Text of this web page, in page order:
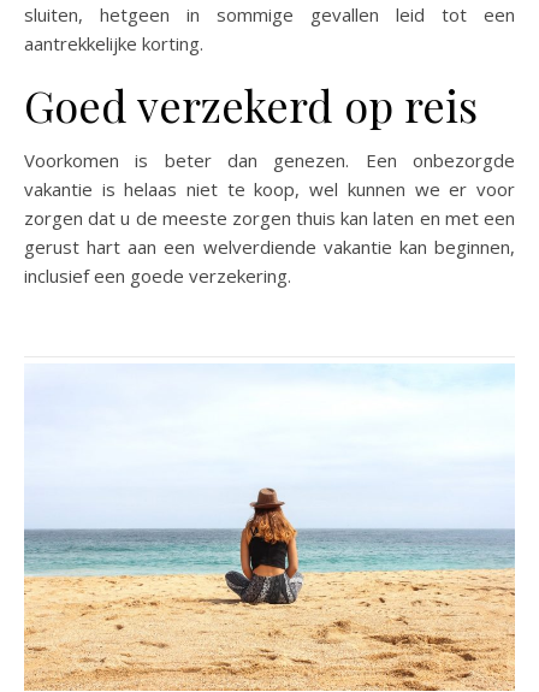
sluiten, hetgeen in sommige gevallen leid tot een
aantrekkelijke korting.
Goed verzekerd op reis
Voorkomen is beter dan genezen. Een onbezorgde
vakantie is helaas niet te koop, wel kunnen we er voor
zorgen dat u de meeste zorgen thuis kan laten en met een
gerust hart aan een welverdiende vakantie kan beginnen,
inclusief een goede verzekering.